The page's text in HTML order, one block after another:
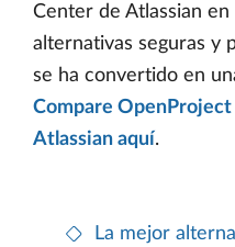
Center de Atlassian
alternativas seguras y
se ha convertido en
Compare
Atlassian aquí.
La mejor